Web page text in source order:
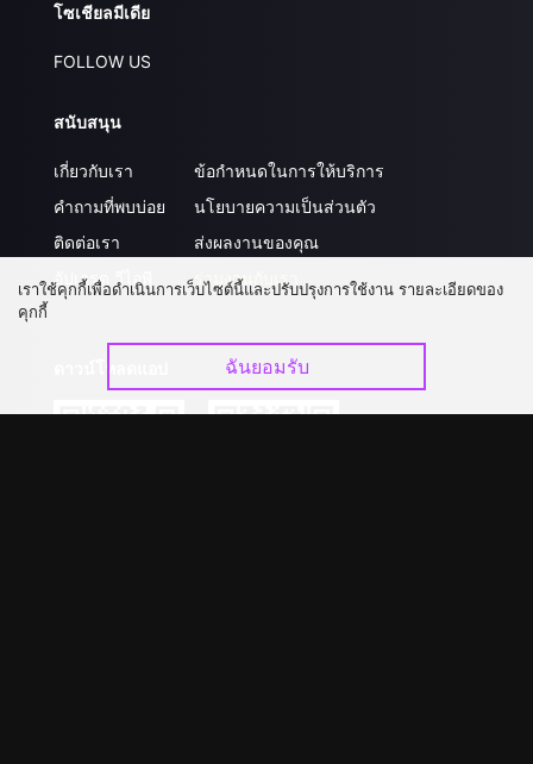
โซเชียลมีเดีย
FOLLOW US
สนับสนุน
เกี่ยวกับเรา
คำถามที่พบบ่อย
ติดต่อเรา
อัปเกรด วีไอพี
ข้อกำหนดในการให้บริการ
นโยบายความเป็นส่วนตัว
ส่งผลงานของคุณ
ร่วมงานกับเรา
เราใช้คุกกี้เพื่อดำเนินการเว็บไซต์นี้และปรับปรุงการใช้งาน รายละเอียดของ
คุกกี้
ฉันยอมรับ